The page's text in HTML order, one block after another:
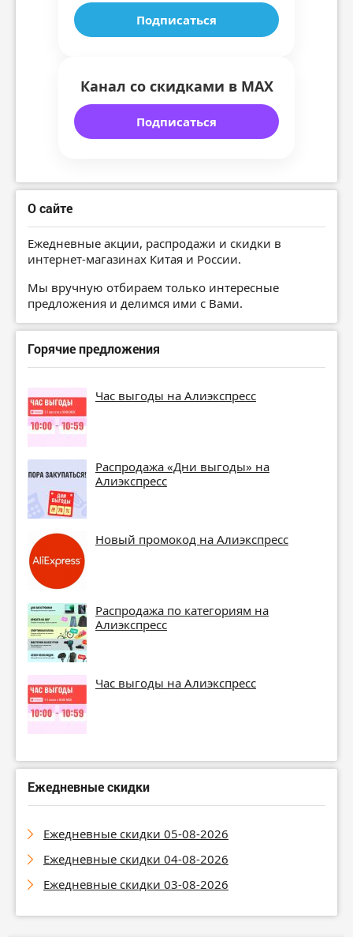
Подписаться
Канал со скидками в MAX
Подписаться
О сайте
Ежедневные акции, распродажи и скидки в
интернет-магазинах Китая и России.
Мы вручную отбираем только интересные
предложения и делимся ими с Вами.
Горячие предложения
Час выгоды на Алиэкспресс
Распродажа «Дни выгоды» на
Алиэкспресс
Новый промокод на Алиэкспресс
Распродажа по категориям на
Алиэкспресс
Час выгоды на Алиэкспресс
Ежедневные скидки
Ежедневные скидки 05-08-2026
Ежедневные скидки 04-08-2026
Ежедневные скидки 03-08-2026